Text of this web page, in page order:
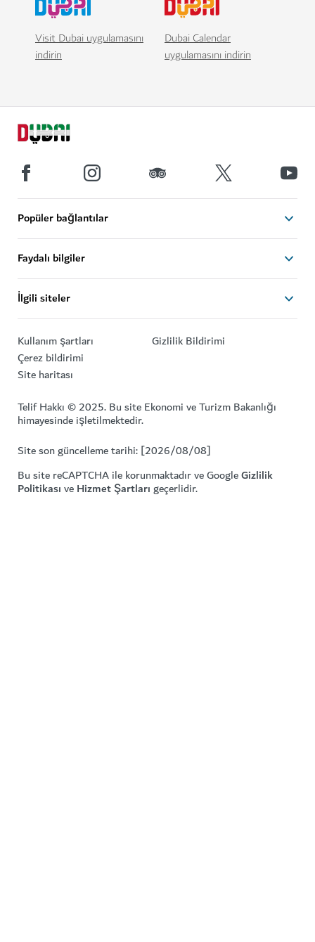
Visit Dubai uygulamasını
indirin
Dubai Calendar
uygulamasını indirin
Popüler bağlantılar
Faydalı bilgiler
İlgili siteler
Kullanım şartları
Gizlilik Bildirimi
Çerez bildirimi
Site haritası
Telif Hakkı © 2025. Bu site Ekonomi ve Turizm Bakanlığı
himayesinde işletilmektedir.
Site son güncelleme tarihi: [2026/08/08]
Bu site reCAPTCHA ile korunmaktadır ve GoogleGizlilik
PolitikasıveHizmet Şartlarıgeçerlidir.